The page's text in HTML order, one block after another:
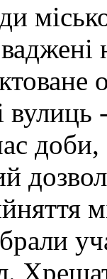
вулиць
доби,